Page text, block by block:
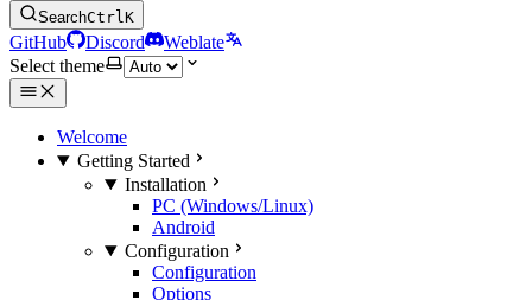
SearchCtrlK
GitHub Discord
Weblate
Select theme
Welcome
Getting Started
Installation
PC (Windows/Linux)
Android
Configuration
Configuration
Options